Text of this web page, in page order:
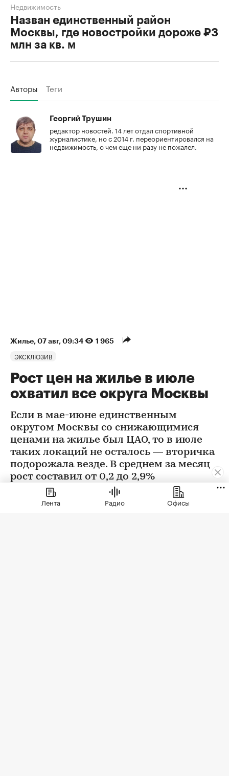
Назван единственный район
Москвы, где новостройки дороже ₽3
млн за кв. м
Недвижимость
Авторы Теги
Георгий Трушин
редактор новостей. 14 лет отдал спортивной
журналистике, но с 2014 г. переориентировался на
недвижимость, о чем еще ни разу не пожалел.
Жилье⁠, 07 авг, 09:34 1 965
ЭКСКЛЮЗИВ
Рост цен на жилье в июле
охватил все округа Москвы
Если в мае-июне единственным
округом Москвы со снижающимися
ценами на жилье был ЦАО, то в июле
таких локаций не осталось — вторичка
подорожала везде. В среднем за месяц
рост составил от 0,2 до 2,9%
Лента Радио Офисы